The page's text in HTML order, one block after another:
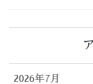
2026年7月